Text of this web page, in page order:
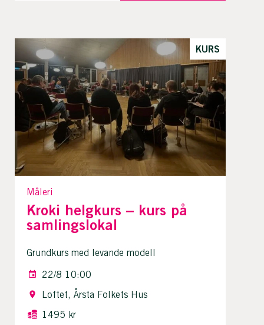
KURS
Måleri
Kroki helgkurs – kurs på
samlingslokal
Grundkurs med levande modell
22/8 10:00
Loftet, Årsta Folkets Hus
1495 kr